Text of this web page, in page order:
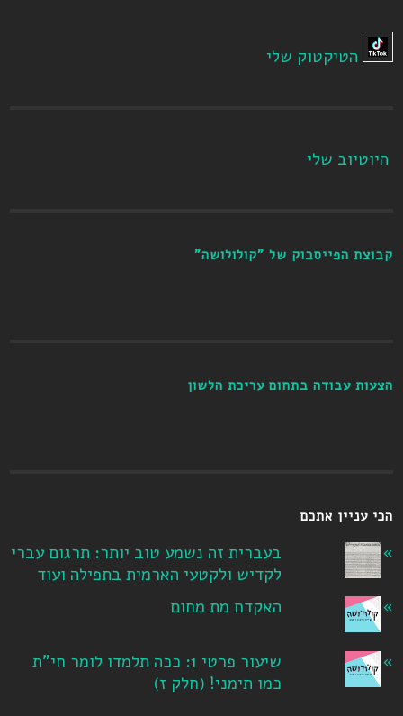
הטיקטוק שלי
היוטיוב שלי
קבוצת הפייסבוק של "קולולושה"
הצעות עבודה בתחום עריכת הלשון
הכי עניין אתכם
בעברית זה נשמע טוב יותר: תרגום עברי
לקדיש ולקטעי הארמית בתפילה ועוד
האקדח מת מחום
שיעור פרטי 1: ככה תלמדו לומר חי"ת
כמו תימני! ‏(חלק ז‏)